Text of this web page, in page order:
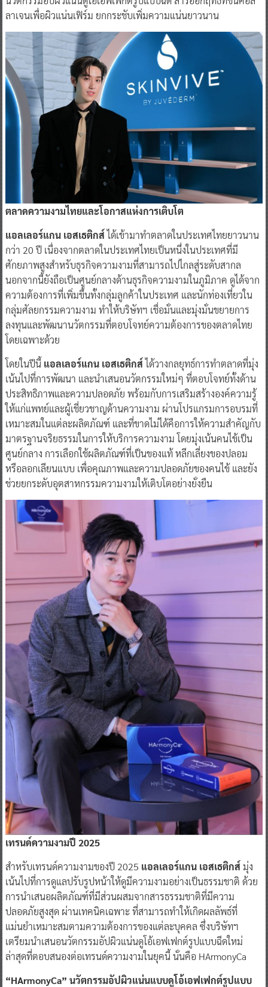
ลาเจนเพื่อผิวแน่นเฟิร์ม ยกกระชับเพิ่มความแน่นยาวนาน
ตลาดความงามไทยและโอกาสแห่งการเติบโต
แอลเลอร์แกน เอสเธติกส์ได้เข้ามาทำตลาดในประเทศไทยยาวนาน
กว่า 20 ปี เนื่องจากตลาดในประเทศไทยเป็นหนึ่งในประเทศที่มี
ศักยภาพสูงสำหรับธุรกิจความงามที่สามารถไปไกลสู่ระดับสากล
นอกจากนี้ยังถือเป็นศูนย์กลางด้านธุรกิจความงามในภูมิภาค ดูได้จาก
ความต้องการที่เพิ่มขึ้นทั้งกลุ่มลูกค้าในประเทศ และนักท่องเที่ยวใน
กลุ่มศัลยกรรมความงาม ทำให้บริษัทฯ เชื่อมั่นและมุ่งมั่นขยายการ
ลงทุนและพัฒนานวัตกรรมที่ตอบโจทย์ความต้องการของตลาดไทย
โดยเฉพาะด้วย
โดยในปีนี้ แอลเลอร์แกน เอสเธติกส์ได้วางกลยุทธ์การทำตลาดที่มุ่ง
เน้นไปที่การพัฒนา และนำเสนอนวัตกรรมใหม่ๆ ที่ตอบโจทย์ทั้งด้าน
ประสิทธิภาพและความปลอดภัย พร้อมกับการเสริมสร้างองค์ความรู้
ให้แก่แพทย์และผู้เชี่ยวชาญด้านความงาม ผ่านโปรแกรมการอบรมที่
เหมาะสมในแต่ละผลิตภัณฑ์ และที่ขาดไม่ได้คือการให้ความสำคัญกับ
มาตรฐานจริยธรรมในการให้บริการความงาม โดยมุ่งเน้นคนไข้เป็น
ศูนย์กลาง การเลือกใช้ผลิตภัณฑ์ที่เป็นของแท้ หลีกเลี่ยงของปลอม
หรือลอกเลียนแบบ เพื่อคุณภาพและความปลอดภัยของคนไข้ และยัง
ช่วยยกระดับอุตสาหกรรมความงามให้เติบโตอย่างยั่งยืน
เทรนด์ความงามปี 2025
สำหรับเทรนด์ความงามของปี 2025 แอลเลอร์แกน เอสเธติกส์ มุ่ง
เน้นไปที่การดูแลปรับรูปหน้าให้ดูมีความงามอย่างเป็นธรรมชาติ ด้วย
การนำเสนอผลิตภัณฑ์ที่มีส่วนผสมจากสารธรรมชาติที่มีความ
ปลอดภัยสูงสุด ผ่านเทคนิคเฉพาะ ที่สามารถทำให้เกิดผลลัพธ์ที่
แม่นยำเหมาะสมตามความต้องการของแต่ละบุคคล ซึ่งบริษัทฯ
เตรียมนำเสนอนวัตกรรมอัปผิวแน่นดูโอ้เอฟเฟกต์รูปแบบฉีดใหม่
ล่าสุดที่ตอบสนองต่อเทรนด์ความงามในยุคนี้ นั่นคือ HArmonyCa
“HArmonyCa” นวัตกรรมอัปผิวแน่นแบบดูโอ้เอฟเฟกต์รูปแบบ